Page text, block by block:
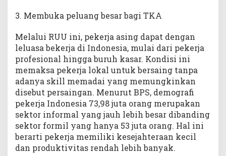
3. Membuka peluang besar bagi TKA
Melalui RUU ini, pekerja asing dapat dengan
leluasa bekerja di Indonesia, mulai dari pekerja
profesional hingga buruh kasar. Kondisi ini
memaksa pekerja lokal untuk bersaing tanpa
adanya skill memadai yang memungkinkan
disebut persaingan. Menurut BPS, demografi
pekerja Indonesia 73,98 juta orang merupakan
sektor informal yang jauh lebih besar dibanding
sektor formil yang hanya 53 juta orang. Hal ini
berarti pekerja memiliki kesejahteraan kecil
dan produktivitas rendah lebih banyak.